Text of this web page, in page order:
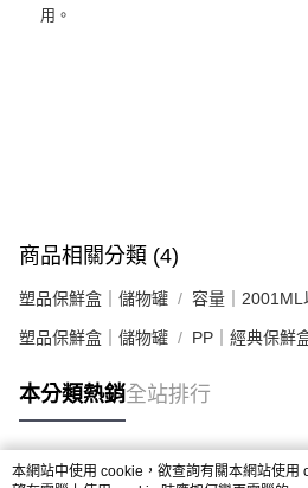
用。
商品相關分類 (4)
塑品保鮮盒｜儲物罐 容量｜2001ML
塑品保鮮盒｜儲物罐 PP｜經典保鮮
本分類熱銷全站排行
本網站中使用 cookie，欲查詢有關本網站使用